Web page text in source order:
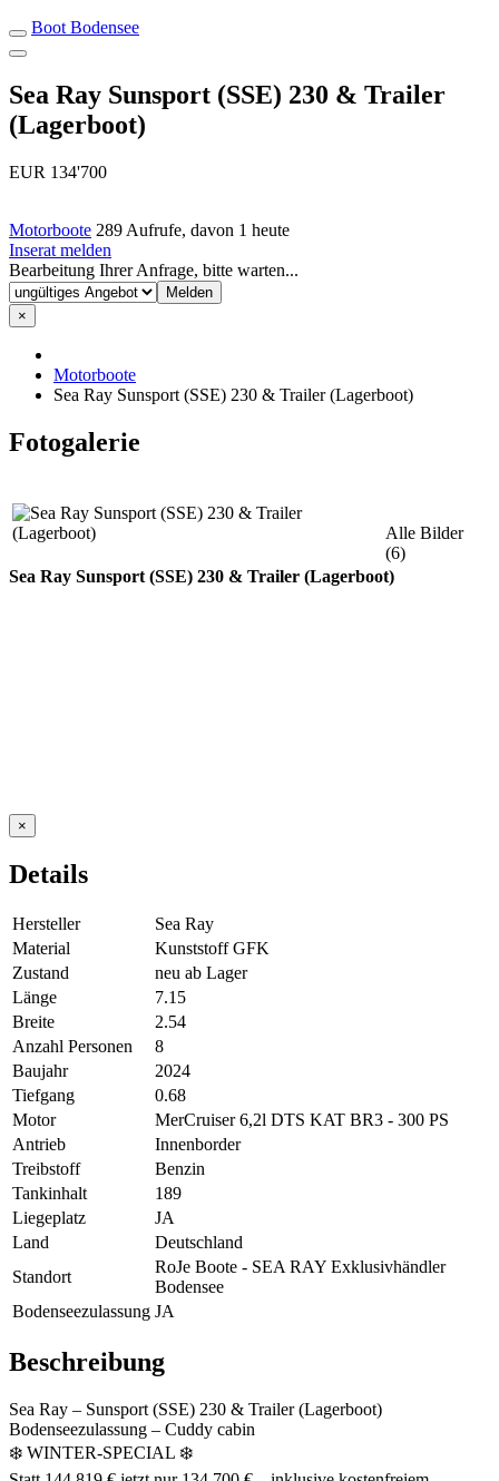
Boot Bodensee
Sea Ray Sunsport (SSE) 230 & Trailer
(Lagerboot)
EUR 134'700
Motorboote 289 Aufrufe, davon 1 heute
Inserat melden
Bearbeitung Ihrer Anfrage, bitte warten...
×
Motorboote
Sea Ray Sunsport (SSE) 230 & Trailer (Lagerboot)
Fotogalerie
Alle Bilder
(6)
Sea Ray Sunsport (SSE) 230 & Trailer (Lagerboot)
×
Details
Hersteller
Sea Ray
Material
Kunststoff GFK
Zustand
neu ab Lager
Länge
7.15
Breite
2.54
Anzahl Personen
8
Baujahr
2024
Tiefgang
0.68
Motor
MerCruiser 6,2l DTS KAT BR3 - 300 PS
Antrieb
Innenborder
Treibstoff
Benzin
Tankinhalt
189
Liegeplatz
JA
Land
Deutschland
Standort
RoJe Boote - SEA RAY Exklusivhändler
Bodensee
Bodenseezulassung JA
Beschreibung
Sea Ray – Sunsport (SSE) 230 & Trailer (Lagerboot)
Bodenseezulassung – Cuddy cabin
❄️ WINTER-SPECIAL ❄️